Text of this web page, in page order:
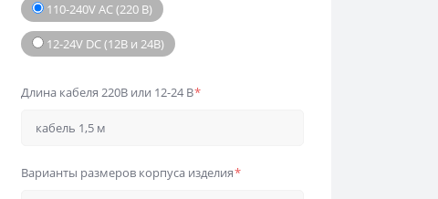
110-240V AC (220 В)
12-24V DC (12В и 24В)
Длина кабеля 220В или 12-24 В*
Варианты размеров корпуса изделия*